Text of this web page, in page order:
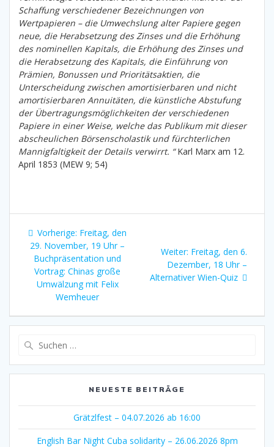
Schaffung verschiedener Bezeichnungen von
Wertpapieren – die Umwechslung alter Papiere gegen
neue, die Herabsetzung des Zinses und die Erhöhung
des nominellen Kapitals, die Erhöhung des Zinses und
die Herabsetzung des Kapitals, die Einführung von
Prämien, Bonussen und Prioritätsaktien, die
Unterscheidung zwischen amortisierbaren und nicht
amortisierbaren Annuitäten, die künstliche Abstufung
der Übertragungsmöglichkeiten der verschiedenen
Papiere in einer Weise, welche das Publikum mit dieser
abscheulichen Börsenscholastik und fürchterlichen
Mannigfaltigkeit der Details verwirrt. “Karl Marx am 12.
April 1853 (MEW 9; 54)
Beitragsnavigation
Vorherige: Vorheriger
Beitrag:
Freitag, den
29. November, 19 Uhr –
Buchpräsentation und
Vortrag: Chinas große
Umwälzung mit Felix
Wemheuer
Weiter: Nächster
Beitrag:
Freitag, den 6.
Dezember, 18 Uhr –
Alternativer Wien-Quiz
NEUESTE BEITRÄGE
Grätzlfest – 04.07.2026 ab 16:00
English Bar Night Cuba solidarity – 26.06.2026 8pm